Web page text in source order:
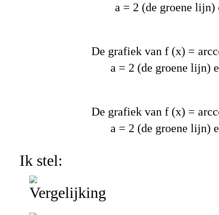
a = 2 (de groene
De grafiek van f (x) =
a = 2 (de groene lijn)
De grafiek van f (x) =
a = 2 (de groene lijn)
Ik stel: